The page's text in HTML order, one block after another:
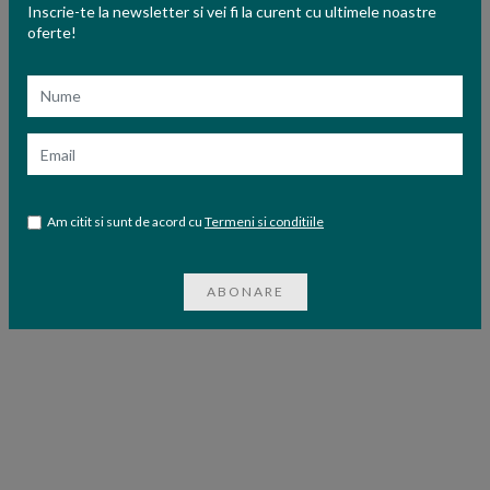
Inscrie-te la newsletter si vei fi la curent cu ultimele noastre
oferte!
Am citit si sunt de acord cu Termeni si conditiile
ABONARE